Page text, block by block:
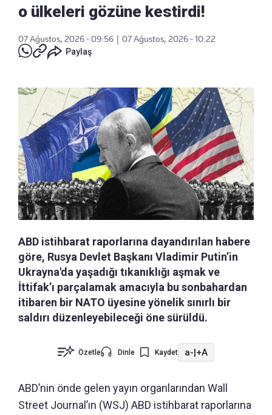
o ülkeleri gözüne kestirdi!
07 Ağustos, 2026 - 09:56
07 Ağustos, 2026 - 10:22
Paylaş
ABD istihbarat raporlarına dayandırılan habere
göre, Rusya Devlet Başkanı Vladimir Putin’in
Ukrayna'da yaşadığı tıkanıklığı aşmak ve
İttifak’ı parçalamak amacıyla bu sonbahardan
itibaren bir NATO üyesine yönelik sınırlı bir
saldırı düzenleyebileceği öne sürüldü.
Özetle Dinle Kaydet a-|+A
ABD’nin önde gelen yayın organlarından Wall
Street Journal’ın (WSJ) ABD istihbarat raporlarına